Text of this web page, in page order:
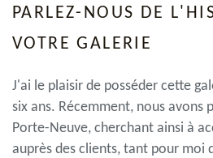
PARLEZ-NOUS DE
VOTRE GALERIE
J'ai le plaisir de posséder cette
six ans. Récemment, nous avons
Porte-Neuve, cherchant ainsi à
auprès des clients, tant pour moi